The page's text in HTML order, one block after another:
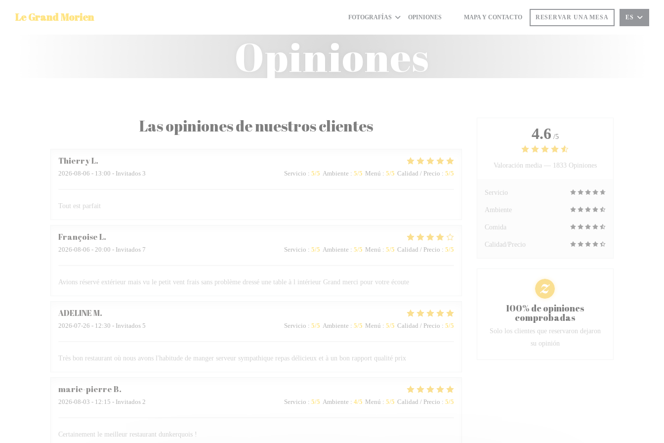
Le Grand Morien FOTOGRAFÍAS OPINIONES MAPA Y CONTACTO RESERVAR UNA MESA ES
Opiniones
Las opiniones de nuestros clientes
ThierryL
2026-08-06 - 13:00 - Invitados 3 Servicio : 5/5 Ambiente : 5/5 Menú : 5/5 Calidad / Precio : 5/5
Tout est parfait
FrançoiseL
2026-08-06 - 20:00 - Invitados 7 Servicio : 5/5 Ambiente : 5/5 Menú : 5/5 Calidad / Precio : 5/5
Avions réservé extérieur mais vu le petit vent frais sans problème dressé une table à l intérieur Grand merci pour votre écoute
ADELINEM
2026-07-26 - 12:30 - Invitados 5 Servicio : 5/5 Ambiente : 5/5 Menú : 5/5 Calidad / Precio : 5/5
Très bon restaurant où nous avons l'habitude de manger serveur sympathique repas délicieux et à un bon rapport qualité prix
marie-pierreB
2026-08-03 - 12:15 - Invitados 2 Servicio : 5/5 Ambiente : 4/5 Menú : 5/5 Calidad / Precio : 5/5
Certainement le meilleur restaurant dunkerquois !
4.6 /5
Valoración media — 1833 Opiniones
Servicio
Ambiente
Comida
Calidad/Precio
100% de opiniones
comprobadas
Solo los clientes que reservaron dejaron
su opinión